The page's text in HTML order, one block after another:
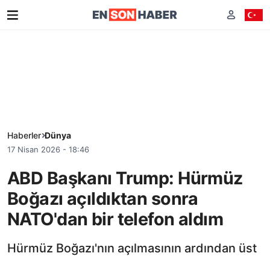
Haberler Dünya
17 Nisan 2026 - 18:46
ABD Başkanı Trump: Hürmüz
Boğazı açıldıktan sonra
NATO'dan bir telefon aldım
Hürmüz Boğazı'nın açılmasının ardından üst